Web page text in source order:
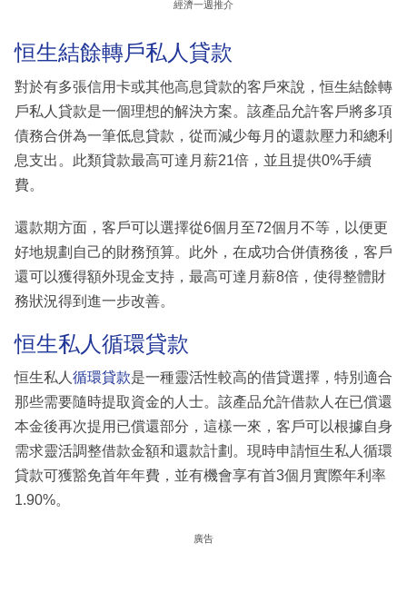
經濟一週推介
恒生結餘轉戶私人貸款
對於有多張信用卡或其他高息貸款的客戶來說，恒生結餘轉
戶私人貸款是一個理想的解決方案。該產品允許客戶將多項
債務合併為一筆低息貸款，從而減少每月的還款壓力和總利
息支出。此類貸款最高可達月薪21倍，並且提供0%手續
費。
還款期方面，客戶可以選擇從6個月至72個月不等，以便更
好地規劃自己的財務預算。此外，在成功合併債務後，客戶
還可以獲得額外現金支持，最高可達月薪8倍，使得整體財
務狀況得到進一步改善。
恒生私人循環貸款
恒生私人 循環貸款是一種靈活性較高的借貸選擇，特別適合
那些需要隨時提取資金的人士。該產品允許借款人在已償還
本金後再次提用已償還部分，這樣一來，客戶可以根據自身
需求靈活調整借款金額和還款計劃。現時申請恒生私人循環
貸款可獲豁免首年年費，並有機會享有首3個月實際年利率
1.90%。
廣告